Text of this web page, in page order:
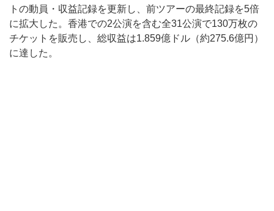
トの動員・収益記録を更新し、前ツアーの最終記録を5倍
に拡大した。香港での2公演を含む全31公演で130万枚の
チケットを販売し、総収益は1.859億ドル（約275.6億円）
に達した。